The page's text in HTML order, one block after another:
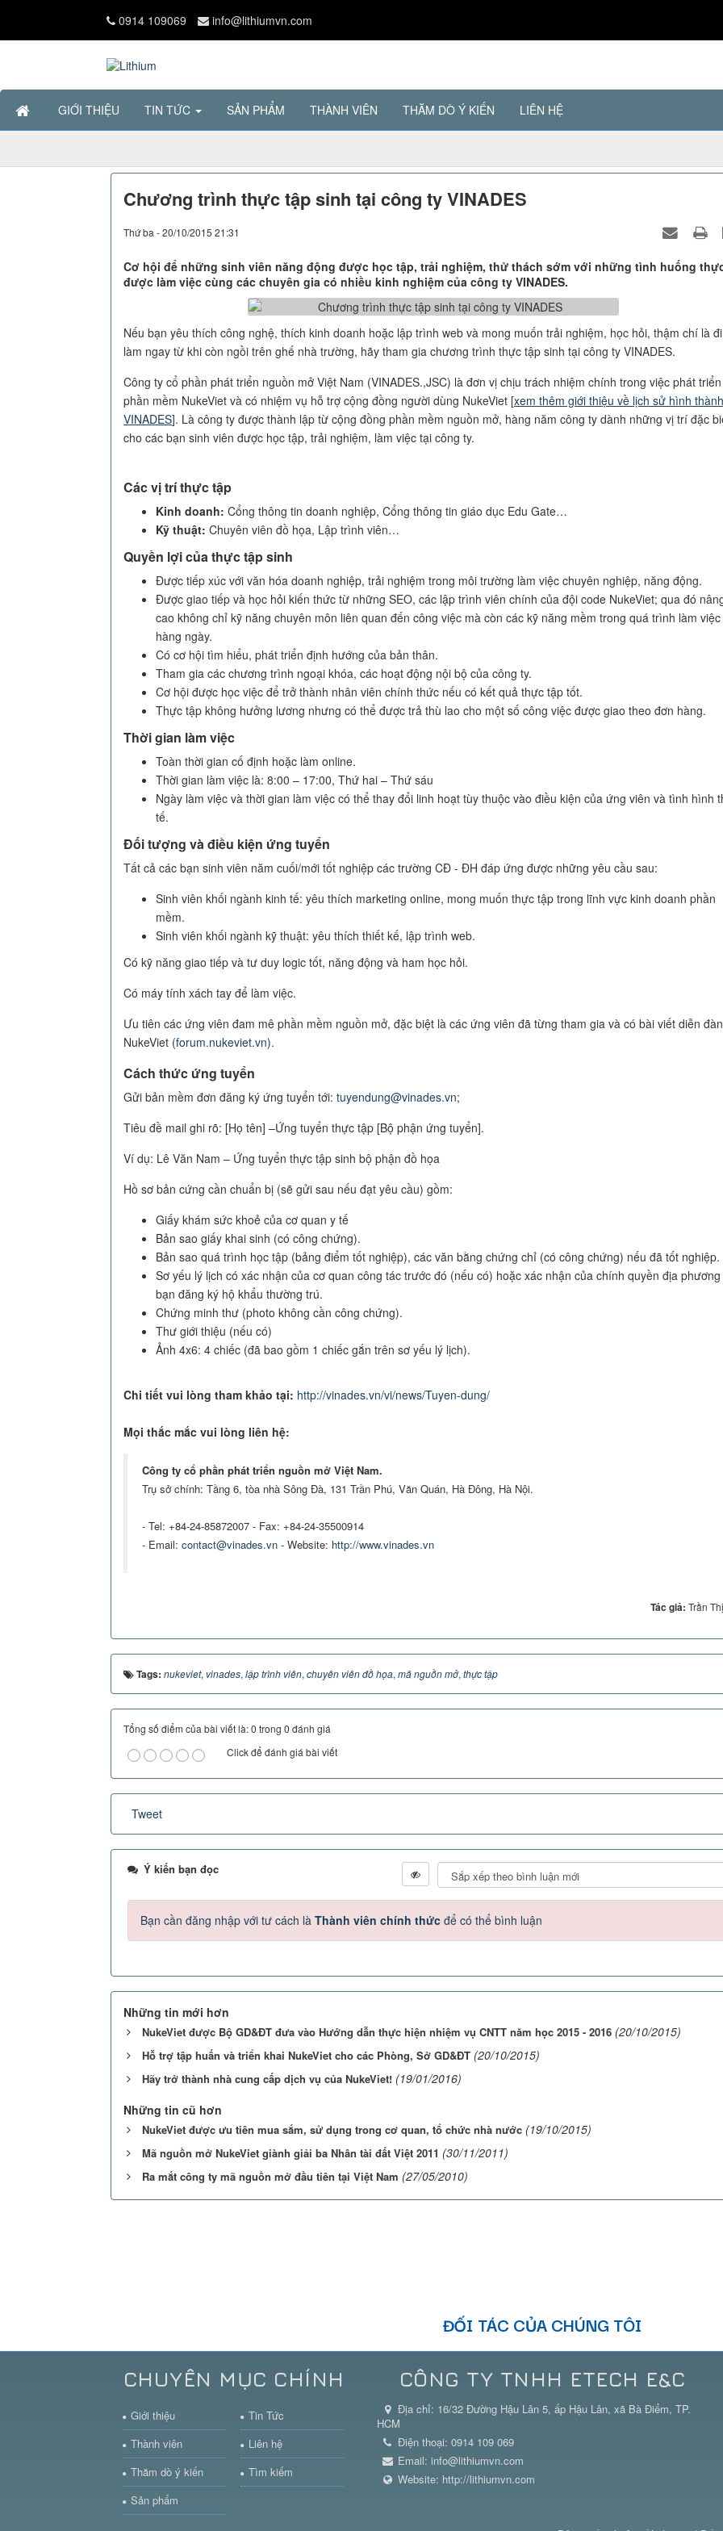
0914 109069 info@lithiumvn.com
GIỚI THIỆU TIN TỨC SẢN PHẨM THÀNH VIÊN THĂM DÒ Ý KIẾN LIÊN HỆ
Chương trình thực tập sinh tại công ty VINADES
Thứ ba - 20/10/2015 21:31
Cơ hội để những sinh viên năng động được học tập, trải nghiệm, thử thách sớm với những tình huống
được làm việc cùng các chuyên gia có nhiều kinh nghiệm của công ty VINADES.
Nếu bạn yêu thích công nghệ, thích kinh doanh hoặc lập trình web và mong muốn trải nghiệm, học hỏi, thậm chí là đi
làm ngay từ khi còn ngồi trên ghế nhà trường, hãy tham gia chương trình thực tập sinh tại công ty VINADES.
Công ty cổ phần phát triển nguồn mở Việt Nam (VINADES.,JSC) là đơn vị chịu trách nhiệm chính trong việc phát triển
phần mềm NukeViet và có nhiệm vụ hỗ trợ cộng đồng người dùng NukeViet [xem thêm giới thiệu về lịch sử hình thành
VINADES]. Là công ty được thành lập từ cộng đồng phần mềm nguồn mở, hàng năm công ty dành những vị trí đặc
cho các bạn sinh viên được học tập, trải nghiệm, làm việc tại công ty.
Các vị trí thực tập
Kinh doanh: Cổng thông tin doanh nghiệp, Cổng thông tin giáo dục Edu Gate…
Kỹ thuật: Chuyên viên đồ họa, Lập trình viên…
Quyền lợi của thực tập sinh
Được tiếp xúc với văn hóa doanh nghiệp, trải nghiệm trong môi trường làm việc chuyên nghiệp, năng động.
Được giao tiếp và học hỏi kiến thức từ những SEO, các lập trình viên chính của đội code NukeViet; qua đó
cao không chỉ kỹ năng chuyên môn liên quan đến công việc mà còn các kỹ năng mềm trong quá trình làm việc
hàng ngày.
Có cơ hội tìm hiểu, phát triển định hướng của bản thân.
Tham gia các chương trình ngoại khóa, các hoạt động nội bộ của công ty.
Cơ hội được học việc để trở thành nhân viên chính thức nếu có kết quả thực tập tốt.
Thực tập không hưởng lương nhưng có thể được trả thù lao cho một số công việc được giao theo đơn hàng.
Thời gian làm việc
Toàn thời gian cố định hoặc làm online.
Thời gian làm việc là: 8:00 – 17:00, Thứ hai – Thứ sáu
Ngày làm việc và thời gian làm việc có thể thay đổi linh hoạt tùy thuộc vào điều kiện của ứng viên và tình hình
tế.
Đối tượng và điều kiện ứng tuyển
Tất cả các bạn sinh viên năm cuối/mới tốt nghiệp các trường CĐ - ĐH đáp ứng được những yêu cầu sau:
Sinh viên khối ngành kinh tế: yêu thích marketing online, mong muốn thực tập trong lĩnh vực kinh doanh phần
mềm.
Sinh viên khối ngành kỹ thuật: yêu thích thiết kế, lập trình web.
Có kỹ năng giao tiếp và tư duy logic tốt, năng động và ham học hỏi.
Có máy tính xách tay để làm việc.
Ưu tiên các ứng viên đam mê phần mềm nguồn mở, đặc biệt là các ứng viên đã từng tham gia và có bài viết diễn đàn
NukeViet (forum.nukeviet.vn).
Cách thức ứng tuyển
Gửi bản mềm đơn đăng ký ứng tuyển tới: tuyendung@vinades.vn;
Tiêu đề mail ghi rõ: [Họ tên] –Ứng tuyển thực tập [Bộ phận ứng tuyển].
Ví dụ: Lê Văn Nam – Ứng tuyển thực tập sinh bộ phận đồ họa
Hồ sơ bản cứng cần chuẩn bị (sẽ gửi sau nếu đạt yêu cầu) gồm:
Giấy khám sức khoẻ của cơ quan y tế
Bản sao giấy khai sinh (có công chứng).
Bản sao quá trình học tập (bảng điểm tốt nghiệp), các văn bằng chứng chỉ (có công chứng) nếu đã tốt nghiệp.
Sơ yếu lý lịch có xác nhận của cơ quan công tác trước đó (nếu có) hoặc xác nhận của chính quyền địa
bạn đăng ký hộ khẩu thường trú.
Chứng minh thư (photo không cần công chứng).
Thư giới thiệu (nếu có)
Ảnh 4x6: 4 chiếc (đã bao gồm 1 chiếc gắn trên sơ yếu lý lịch).
Chi tiết vui lòng tham khảo tại: http://vinades.vn/vi/news/Tuyen-dung/
Mọi thắc mắc vui lòng liên hệ:
Công ty cổ phần phát triển nguồn mở Việt Nam.
Trụ sở chính: Tầng 6, tòa nhà Sông Đà, 131 Trần Phú, Văn Quán, Hà Đông, Hà Nội.
- Tel: +84-24-85872007 - Fax: +84-24-35500914
- Email: contact@vinades.vn - Website: http://www.vinades.vn
Tác giả: Trần
Tags: nukeviet, vinades,lập trình viên,chuyên viên đồ họa,mã nguồn mở,thực tập
Tổng số điểm của bài viết là: 0 trong 0 đánh giá
Click để đánh giá bài viết
Tweet
Ý kiến bạn đọc
Bạn cần đăng nhập với tư cách là Thành viên chính thức để có thể bình luận
Những tin mới hơn
NukeViet được Bộ GD&ĐT đưa vào Hướng dẫn thực hiện nhiệm vụ CNTT năm học 2015 - 2016 (20/10/2015)
Hỗ trợ tập huấn và triển khai NukeViet cho các Phòng, Sở GD&ĐT (20/10/2015)
Hãy trở thành nhà cung cấp dịch vụ của NukeViet! (19/01/2016)
Những tin cũ hơn
NukeViet được ưu tiên mua sắm, sử dụng trong cơ quan, tổ chức nhà nước (19/10/2015)
Mã nguồn mở NukeViet giành giải ba Nhân tài đất Việt 2011 (30/11/2011)
Ra mắt công ty mã nguồn mở đầu tiên tại Việt Nam (27/05/2010)
ĐỐI TÁC CỦA CHÚNG TÔI
CHUYÊN MỤC CHÍNH
Giới thiệu
Tin Tức
Thành viên
Liên hệ
Thăm dò ý kiến
Tìm kiếm
Sản phẩm
CÔNG TY TNHH ETECH E&C
Địa chỉ: 16/32 Đường Hậu Lân 5, ấp Hậu Lân, xã Bà Điểm, TP.
HCM
Điện thoại: 0914 109 069
Email: info@lithiumvn.com
Website: http://lithiumvn.com